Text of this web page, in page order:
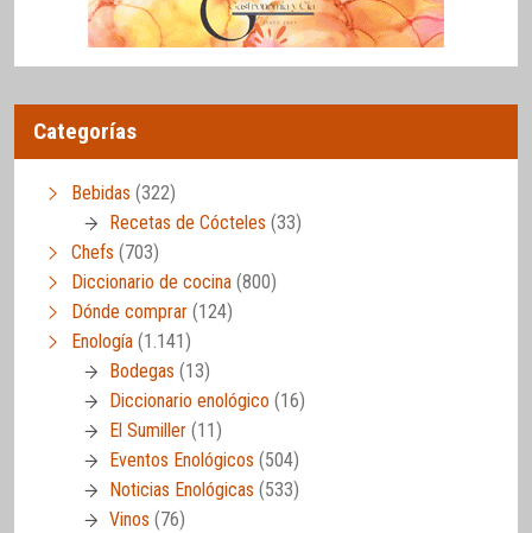
Categorías
Bebidas (322)
Recetas de Cócteles (33)
Chefs (703)
Diccionario de cocina (800)
Dónde comprar (124)
Enología (1.141)
Bodegas (13)
Diccionario enológico (16)
El Sumiller (11)
Eventos Enológicos (504)
Noticias Enológicas (533)
Vinos (76)